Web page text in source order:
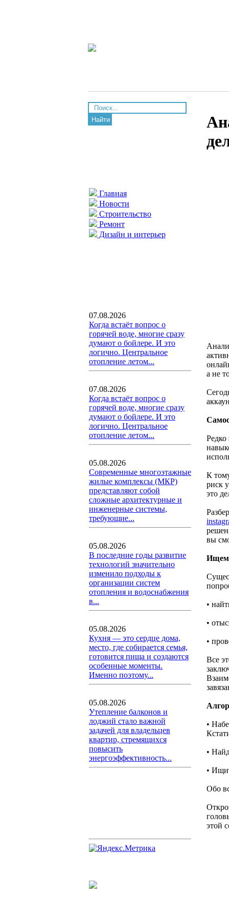
Найти
Главная
Новости
Строительство
Ремонт
Дизайн и интерьер
07.08.2026
Когда встаёт вопрос о
горячей воде, многие сразу
думают о бойлере. И это
логично. Центральное
отопление летом...
07.08.2026
Когда встаёт вопрос о
горячей воде, многие сразу
думают о бойлере. И это
логично. Центральное
отопление летом...
05.08.2026
Современные многоэтажные
жилые комплексы (МКР)
представляют собой
сложные архитектурные и
инженерные системы,
требующие...
05.08.2026
В последние годы развитие
технологий значительно
изменило подходы к
организации систем
отопления и водоснабжения
в...
05.08.2026
Кухня — это сердце дома,
место, где собирается семья,
готовится пища и создаются
особенные моменты.
Именно поэтому...
05.08.2026
Утепление балконов и
лоджий стало важной
задачей для владельцев
квартир, стремящихся
повысить
энергоэффективность...
а не
Редко
К
риск
это
вы
Ищем
•
•
•
Все
•
•
•
Обо
этой